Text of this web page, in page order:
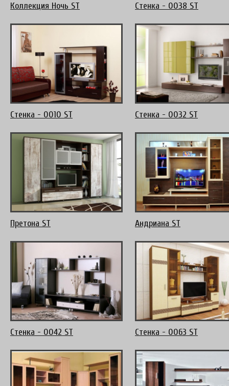
Коллекция Ночь ST Стенка - 0038 ST
Стенка - 0010 ST Стенка - 0032 ST
Претона ST Андриана ST
Стенка - 0042 ST Стенка - 0063 ST